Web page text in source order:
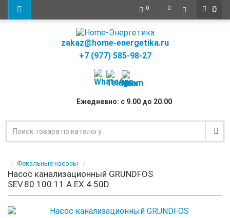
: 0
0 0
zakaz@home-energetika.ru
+7 (977) 585-98-27
Ежедневно: с 9.00 до 20.00
Фекальные насосы
Насос канализационный GRUNDFOS
SEV.80.100.11.A.EX.4.50D